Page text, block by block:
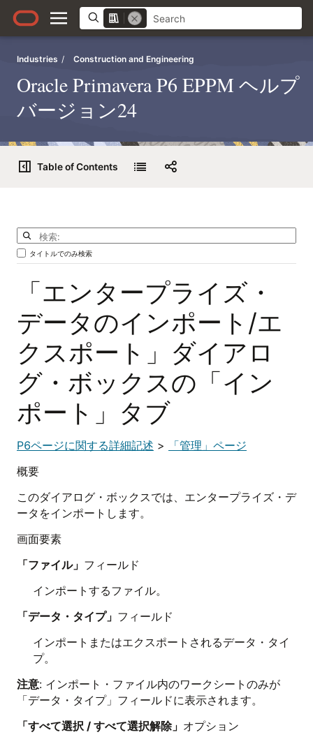
Industries / Construction and Engineering
Oracle Primavera P6 EPPM ヘルプ
バージョン24
Table of Contents
タイトルでのみ検索
「エンタープライズ・
データのインポート/エ
クスポート」ダイアロ
グ・ボックスの「イン
ポート」タブ
P6ページに関する詳細記述 >
「管理」ページ
概要
このダイアログ・ボックスでは、エンタープライズ・デ
ータをインポートします。
画面要素
「ファイル」 フィールド
インポートするファイル。
「データ・タイプ」 フィールド
インポートまたはエクスポートされるデータ・タイ
プ。
注意: インポート・ファイル内のワークシートのみが
「データ・タイプ」フィールドに表示されます。
「すべて選択 / すべて選択解除」 オプション